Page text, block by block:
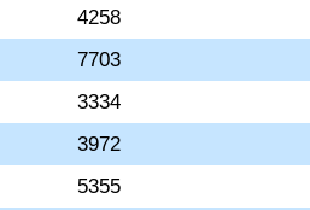
4258
7703
3334
3972
5355